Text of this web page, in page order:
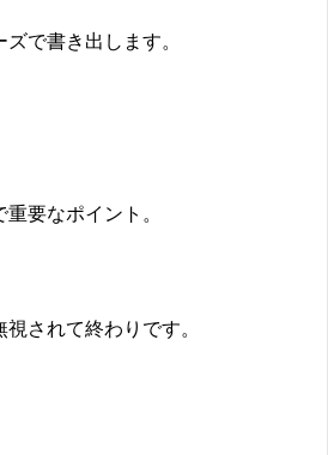
ズで書き出します。
要なポイント。
されて終わりです。